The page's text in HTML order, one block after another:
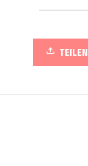
TEILEN